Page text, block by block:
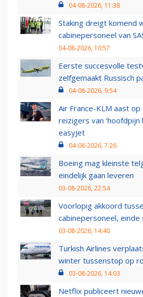
04-08-2026, 11:38
Staking dreigt komend
cabinepersoneel van
04-08-2026, 10:57
Eerste succesvolle
zelfgemaakt Russisch
04-08-2026, 9:54
Air France-KLM aast
reizigers van ‘hoofdpijn
easyJet
04-08-2026, 7:26
Boeing mag kleinste
eindelijk gaan leveren
03-08-2026, 22:54
Voorlopig akkoord
cabinepersoneel, einde
03-08-2026, 14:40
Turkish Airlines
winter tussenstop op
03-08-2026, 14:03
Netflix publiceert